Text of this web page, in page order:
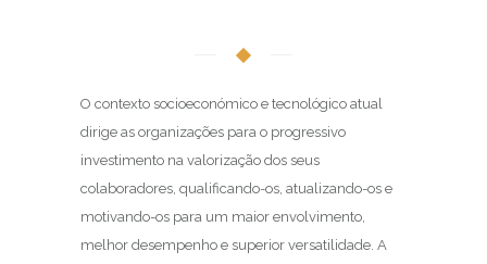
O contexto socioeconómico e tecnológico atual
dirige as organizações para o progressivo
investimento na valorização dos seus
colaboradores, qualificando-os, atualizando-os e
motivando-os para um maior envolvimento,
melhor desempenho e superior versatilidade. A